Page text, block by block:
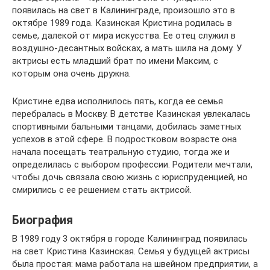
появилась на свет в Калининграде, произошло это в
октябре 1989 года. Казинская Кристина родилась в
семье, далекой от мира искусства. Ее отец служил в
воздушно-десантных войсках, а мать шила на дому. У
актрисы есть младший брат по имени Максим, с
которым она очень дружна.
Кристине едва исполнилось пять, когда ее семья
перебралась в Москву. В детстве Казинская увлекалась
спортивными бальными танцами, добилась заметных
успехов в этой сфере. В подростковом возрасте она
начала посещать театральную студию, тогда же и
определилась с выбором профессии. Родители мечтали,
чтобы дочь связала свою жизнь с юриспруденцией, но
смирились с ее решением стать актрисой.
Биография
В 1989 году 3 октября в городе Калининград появилась
на свет Кристина Казинская. Семья у будущей актрисы
была простая: мама работала на швейном предприятии, а